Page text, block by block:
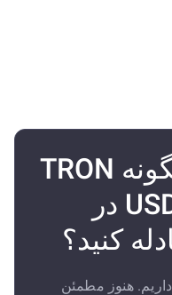
مطمئن نیستید چگونه TRON
را به USDD (TRC20) در
هنوز مطمئن